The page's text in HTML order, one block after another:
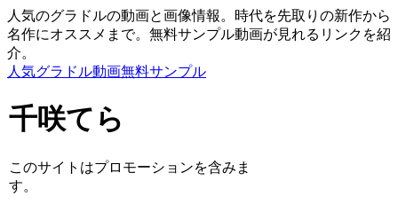
人気のグラドルの動画と画像情報。時代を先取りの新作から
名作にオススメまで。無料サンプル動画が見れるリンクを紹
介。
人気グラドル動画無料サンプル
千咲てら
このサイトはプロモーションを含みま
す。